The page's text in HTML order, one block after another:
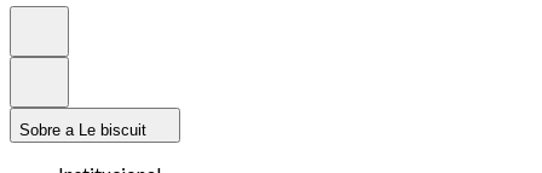
Sobre a Le biscuit